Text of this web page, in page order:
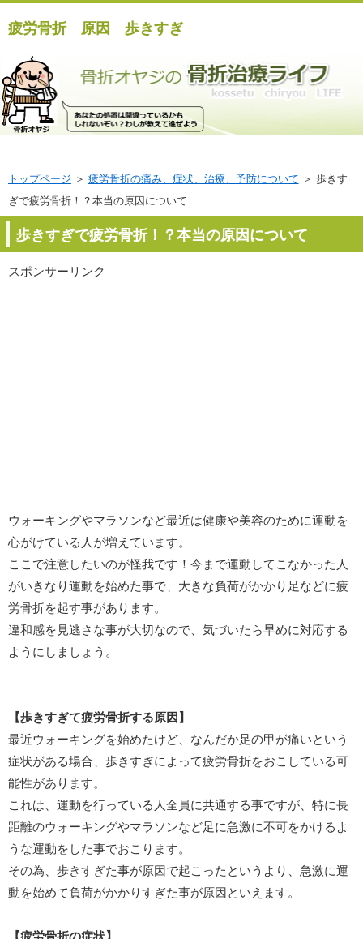
疲労骨折 原因 歩きすぎ
トップページ ＞ 疲労骨折の痛み、症状、治療、予防について ＞ 歩きす
ぎで疲労骨折！？本当の原因について
歩きすぎで疲労骨折！？本当の原因について
スポンサーリンク
ウォーキングやマラソンなど最近は健康や美容のために運動を
心がけている人が増えています。
ここで注意したいのが怪我です！今まで運動してこなかった人
がいきなり運動を始めた事で、大きな負荷がかかり足などに疲
労骨折を起す事があります。
違和感を見逃さな事が大切なので、気づいたら早めに対応する
ようにしましょう。
【歩きすぎて疲労骨折する原因】
最近ウォーキングを始めたけど、なんだか足の甲が痛いという
症状がある場合、歩きすぎによって疲労骨折をおこしている可
能性があります。
これは、運動を行っている人全員に共通する事ですが、特に長
距離のウォーキングやマラソンなど足に急激に不可をかけるよ
うな運動をした事でおこります。
その為、歩きすぎた事が原因で起こったというより、急激に運
動を始めて負荷がかかりすぎた事が原因といえます。
【疲労骨折の症状】